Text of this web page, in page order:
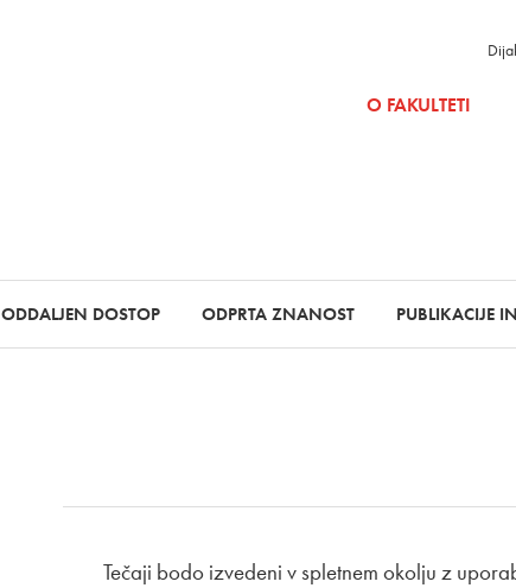
O FAKULTETI
ODDALJEN DOSTOP ODPRTA ZNANOST PUBLIKACIJE
Tečaji bodo izvedeni v spletnem okolju z